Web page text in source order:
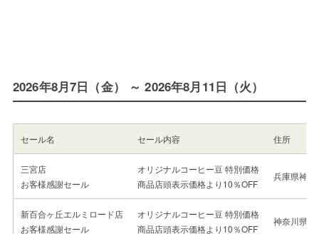
2026年8月7日（金） ～ 2026年8月11日（火）
セール名 セール内容 住所
三宮店
お客様感謝セール
オリジナルコーヒー豆 特別価格
商品店頭表示価格より10％OFF
兵庫県神
新百合ヶ丘エルミロード店
お客様感謝セール
オリジナルコーヒー豆 特別価格
商品店頭表示価格より10％OFF
神奈川県